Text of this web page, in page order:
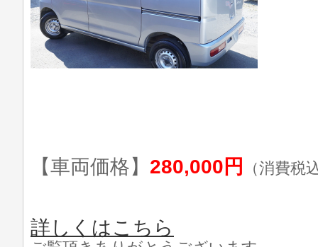
【車両価格】 280,000円 （消費税
詳しくはこちら